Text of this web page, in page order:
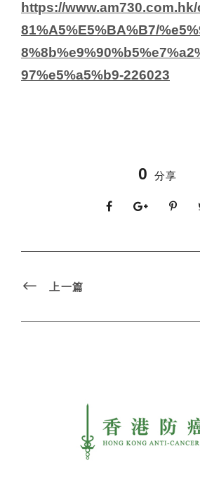
https://
81%A5%E5%BA%B7/
97%e5%a5%b9-226023
0 分享
上一篇